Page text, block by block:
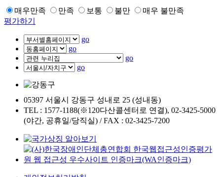
매우만족 만족 보통 불만
매우 불만족
평가하기
go
go
go
go
05397 서울시 강동구 성내로 25 (성내동)
TEL : 1577-1188(※120다산콜센터로 연결), 02-3425-5000
(야간, 공휴일/당직실) / FAX : 02-3425-7200